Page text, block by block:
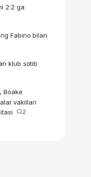
2:2 ga
Fabino bilan
klub sotib
Boake
vakillari
2